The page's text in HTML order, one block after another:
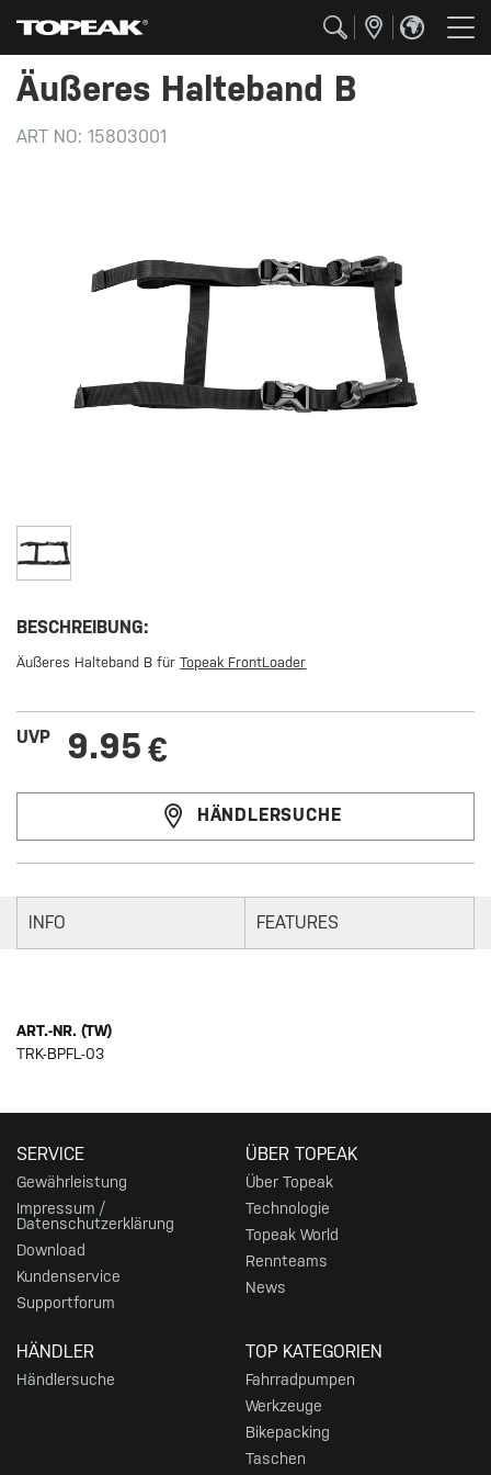
Äußeres Halteband B
ART NO: 15803001
BESCHREIBUNG:
Äußeres Halteband B fürTopeak FrontLoader
UVP 9.95 €
HÄNDLERSUCHE
INFO FEATURES
ART.-NR. (TW)
TRK-BPFL-03
SERVICE
Gewährleistung
Impressum /
Datenschutzerklärung
Download
Kundenservice
Supportforum
ÜBER TOPEAK
Über Topeak
Technologie
Topeak World
Rennteams
News
HÄNDLER
Händlersuche
TOP KATEGORIEN
Fahrradpumpen
Werkzeuge
Bikepacking
Taschen